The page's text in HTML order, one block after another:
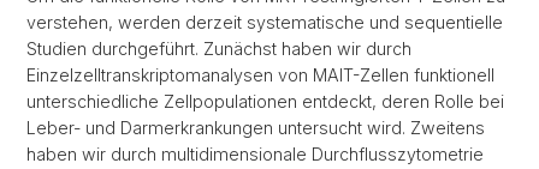
verstehen, werden derzeit systematische und sequentielle
Studien durchgeführt. Zunächst haben wir durch
Einzelzelltranskriptomanalysen von MAIT-Zellen funktionell
unterschiedliche Zellpopulationen entdeckt, deren Rolle bei
Leber- und Darmerkrankungen untersucht wird. Zweitens
haben wir durch multidimensionale Durchflusszytometrie